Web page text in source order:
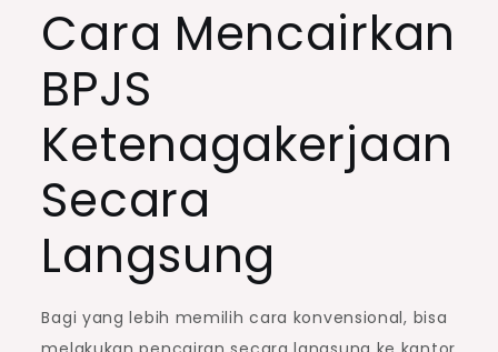
Cara Mencairkan
BPJS
Ketenagakerjaan
Secara
Langsung
Bagi yang lebih memilih cara konvensional, bisa